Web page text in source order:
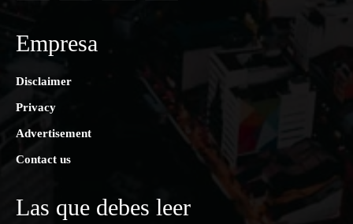
Empresa
Disclaimer
Privacy
Advertisement
Contact us
Las que debes leer